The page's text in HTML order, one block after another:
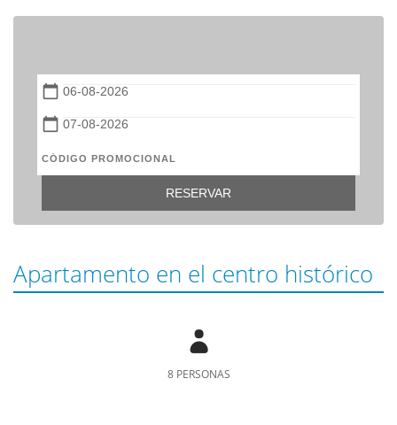
calendar_today
calendar_today
RESERVAR
Apartamento en el centro histórico
8 PERSONAS